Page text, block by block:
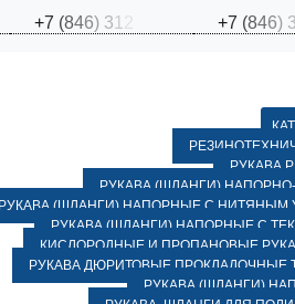
+7 (846) 31 +7 (846) 3
РУКАВА
РУКАВА (ШЛАНГИ)
(ШЛАНГИ) НАПОРНЫЕ С НИТЯНЫМ
РУКАВА (ШЛАНГИ) НАПОРНЫЕ С
КИСЛОРОДНЫЕ И ПРОПАНОВЫЕ
РУКАВА ДЮРИТОВЫЕ ПРОКЛАДОЧНЫЕ ТУ
РУКАВА (ШЛАНГИ)